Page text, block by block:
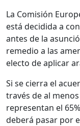
La Comisión
está decidida a
antes de la
remedio a las
electo de aplicar
Si se cierra el
través de al
representan el
deberá pasar por